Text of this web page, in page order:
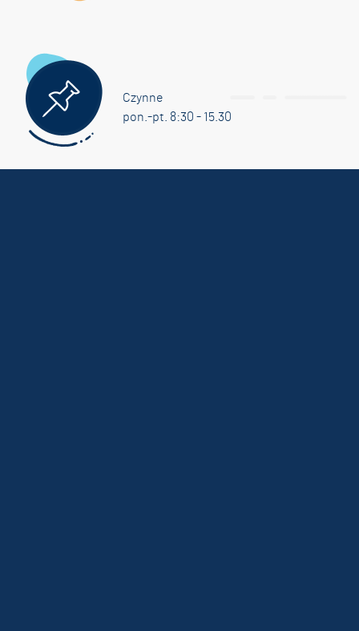
Czynne
pon.-pt. 8:30 - 15.30